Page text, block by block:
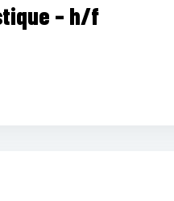
– h/f